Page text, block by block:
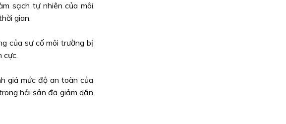
sạch tự nhiên của môi
gian.
của sự cố môi trường bị
cực.
giá mức độ an toàn của
hải sản đã giảm dần